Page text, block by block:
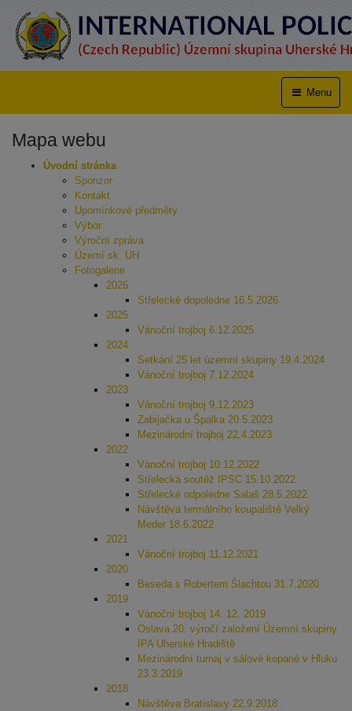
Menu
Mapa webu
Úvodní stránka
Sponzor
Kontakt
Upomínkové předměty
Výbor
Výroční zpráva
Území sk. UH
Fotogalerie
2026
Střelecké dopoledne 16.5.2026
2025
Vánoční trojboj 6.12.2025
2024
Setkání 25 let územní skupiny 19.4.2024
Vánoční trojboj 7.12.2024
2023
Vánoční trojboj 9.12.2023
Zabijačka u Špalka 20.5.2023
Mezinárodní trojboj 22.4.2023
2022
Vánoční trojboj 10.12.2022
Střelecká soutěž IPSC 15.10.2022
Střelecké odpoledne Salaš 28.5.2022.
Návštěva termálního koupaliště Velký
Meder 18.6.2022
2021
Vánoční trojboj 11.12.2021
2020
Beseda s Robertem Šlachtou 31.7.2020
2019
Vánoční trojboj 14. 12. 2019
Oslava 20. výročí založení Územní skupiny
IPA Uherské Hradiště
Mezinárodní turnaj v sálové kopané v Hluku
23.3.2019
2018
Návštěva Bratislavy 22.9.2018